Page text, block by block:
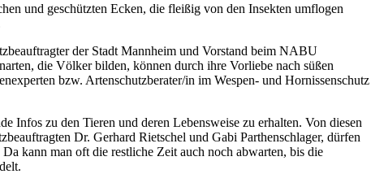
und geschützten Ecken, die fleißig von den Insekten umflogen
der Stadt Mannheim und Vorstand beim NABU
die Völker bilden, können durch ihre Vorliebe nach süßen
bzw. Artenschutzberater/in im Wespen- und Hornissenschutz
Infos zu den Tieren und deren Lebensweise zu erhalten. Von diesen
Dr. Gerhard Rietschel und Gabi Parthenschlager, dürfen
kann man oft die restliche Zeit auch noch abwarten, bis die